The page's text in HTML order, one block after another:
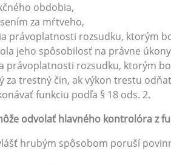
obdobia,
za mŕtveho,
právoplatnosti rozsudku, ktorým
jeho spôsobilosť na právne
právoplatnosti rozsudku, ktorým
za trestný čin, ak výkon trestu
funkciu podľa § 18 ods. 2.
odvolať hlavného kontrolóra z
hrubým spôsobom poruší